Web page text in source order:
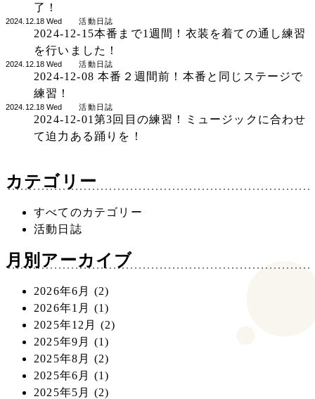
了！
2024.12.18 Wed 活動日誌
2024-12-15本番まで1週間！衣装を着ての通し練習
を行いました！
2024.12.18 Wed 活動日誌
2024-12-08 本番２週間前！本番と同じステージで
練習！
2024.12.18 Wed 活動日誌
2024-12-01第3回目の練習！ミュージックに合わせ
て迫力ある踊りを！
カテゴリー
すべてのカテゴリー
活動日誌
月別アーカイブ
2026年6月
(2)
2026年1月
(1)
2025年12月
(2)
2025年9月
(1)
2025年8月
(2)
2025年6月
(1)
2025年5月
(2)